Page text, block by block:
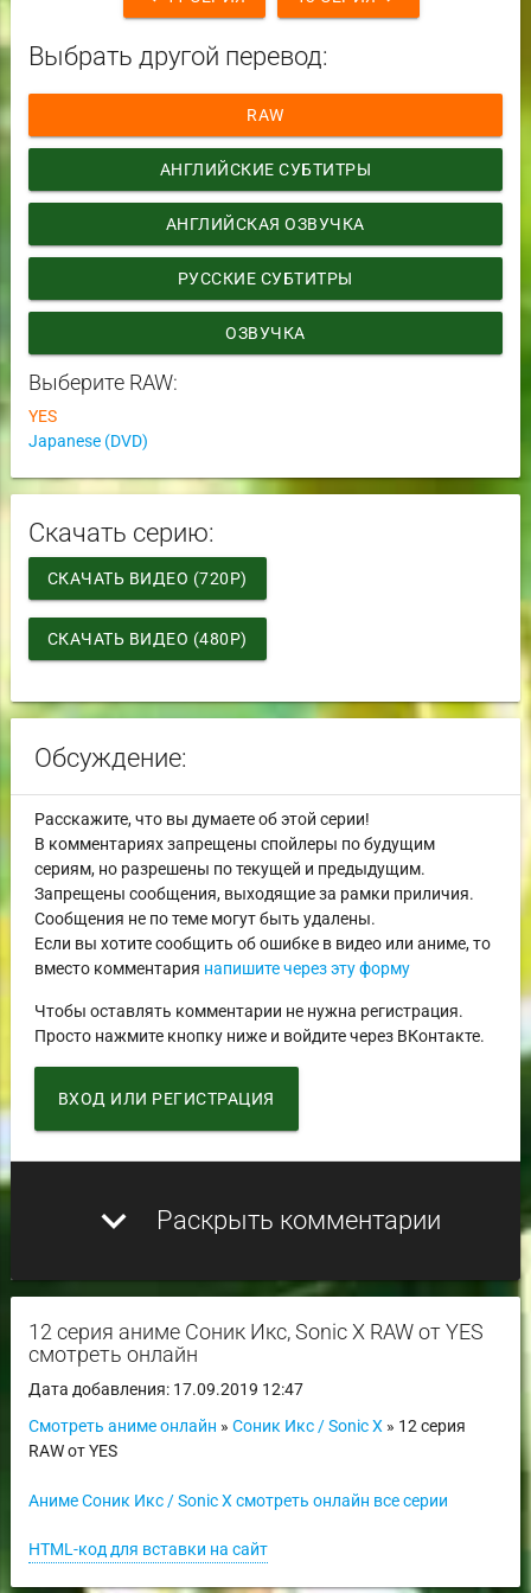
Выбрать другой перевод:
RAW
АНГЛИЙСКИЕ СУБТИТРЫ
АНГЛИЙСКАЯ ОЗВУЧКА
РУССКИЕ СУБТИТРЫ
ОЗВУЧКА
Выберите RAW:
YES
Japanese (DVD)
Скачать серию:
СКАЧАТЬ ВИДЕО (720P)
СКАЧАТЬ ВИДЕО (480P)
Обсуждение:
Расскажите, что вы думаете об этой серии!
В комментариях запрещены спойлеры по будущим
сериям, но разрешены по текущей и предыдущим.
Запрещены сообщения, выходящие за рамки приличия.
Сообщения не по теме могут быть удалены.
Если вы хотите сообщить об ошибке в видео или аниме, то
вместо комментария напишите через эту форму
Чтобы оставлять комментарии не нужна регистрация.
Просто нажмите кнопку ниже и войдите через ВКонтакте.
ВХОД ИЛИ РЕГИСТРАЦИЯ
expand_more Раскрыть комментарии
12 серия аниме Соник Икс, Sonic X RAW от YES
смотреть онлайн
Дата добавления: 17.09.2019 12:47
Смотреть аниме онлайн » Соник Икс / Sonic X » 12 серия
RAW от YES
Аниме Соник Икс / Sonic X смотреть онлайн все серии
HTML-код для вставки на сайт